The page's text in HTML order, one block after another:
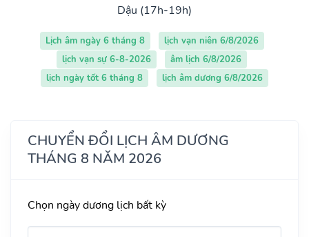
Dậu (17h-19h)
Lịch âm ngày 6 tháng 8
lịch vạn niên 6/8/2026
lịch vạn sự 6-8-2026
âm lịch 6/8/2026
lịch ngày tốt 6 tháng 8
lịch âm dương 6/8/2026
CHUYỂN ĐỔI LỊCH ÂM DƯƠNG
THÁNG 8 NĂM 2026
Chọn ngày dương lịch bất kỳ